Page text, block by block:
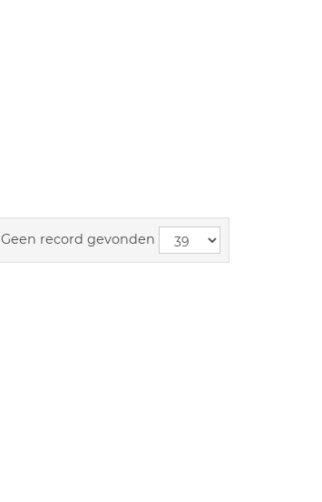
Geen record gevonden